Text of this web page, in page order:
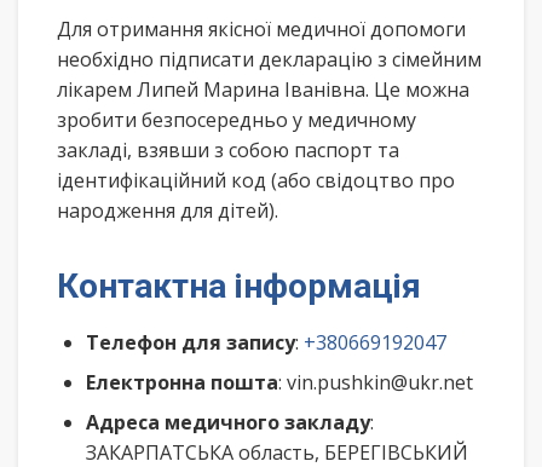
Для отримання якісної медичної допомоги
необхідно підписати декларацію з сімейним
лікарем Липей Марина Іванівна. Це можна
зробити безпосередньо у медичному
закладі, взявши з собою паспорт та
ідентифікаційний код (або свідоцтво про
народження для дітей).
Контактна інформація
Телефон для запису: +380669192047
Електронна пошта: vin.pushkin@ukr.net
Адреса медичного закладу:
ЗАКАРПАТСЬКА область, БЕРЕГІВСЬКИЙ